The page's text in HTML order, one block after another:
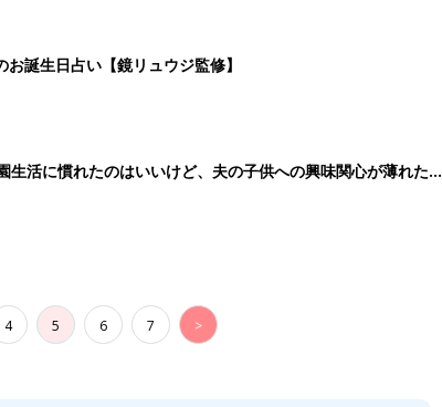
誕生日占い【鏡リュウジ監修】
活に慣れたのはいいけど、夫の子供への興味関心が薄れた気
4 5 6 7 >